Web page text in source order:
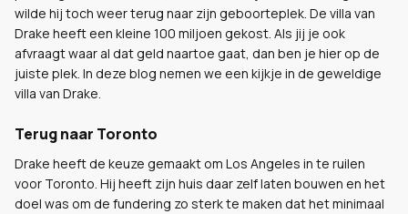
wilde hij toch weer terug naar zijn geboorteplek. De villa van
Drake heeft een kleine 100 miljoen gekost. Als jij je ook
afvraagt waar al dat geld naartoe gaat, dan ben je hier op de
juiste plek. In deze blog nemen we een kijkje in de geweldige
villa van Drake.
Terug naar Toronto
Drake heeft de keuze gemaakt om Los Angeles in te ruilen
voor Toronto. Hij heeft zijn huis daar zelf laten bouwen en het
doel was om de fundering zo sterk te maken dat het minimaal